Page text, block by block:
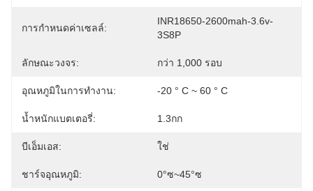
การกำหนดค่าเซลล์:
INR18650-2600mah-3.6v-
3S8P
ลักษณะวงจร: กว่า 1,000 รอบ
อุณหภูมิในการทำงาน: -20 ° C ~ 60 ° C
น้ำหนักแบตเตอรี่: 1.3กก
บีเอ็มเอส: ใช่
ชาร์จอุณหภูมิ: 0°ซ~45°ซ